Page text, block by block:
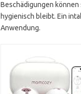
Beschädigungen
hygienisch bleibt. Ein
Anwendung.